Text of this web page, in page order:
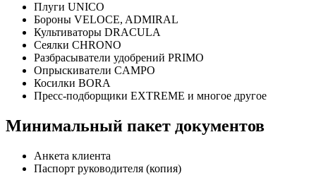
Плуги UNICO
Бороны VELOCE, ADMIRAL
Культиваторы DRACULA
Сеялки CHRONO
Разбрасыватели удобрений PRIMO
Опрыскиватели CAMPO
Косилки BORA
Пресс-подборщики EXTREME и многое другое
Минимальный пакет документов
Анкета клиента
Паспорт руководителя (копия)